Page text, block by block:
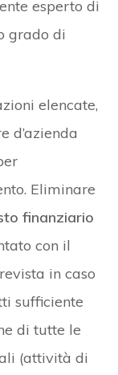
esperto di
grado di
elencate,
d’azienda
Eliminare
finanziario
con il
in caso
sufficiente
di tutte le
(attività di